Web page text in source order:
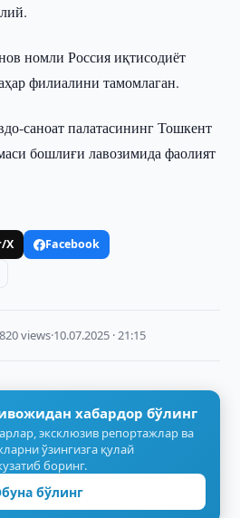
номли Россия иқтисодиёт
филиалини тамомлаган.
саноат палатасининг Тошкент
бошлиғи лавозимида фаолият
X
Facebook
views·10.07.2025 · 21:15
хабардор бўлинг
эксклюзив репортажлар ва
ўзингизга қулай
боринг.
бўлинг